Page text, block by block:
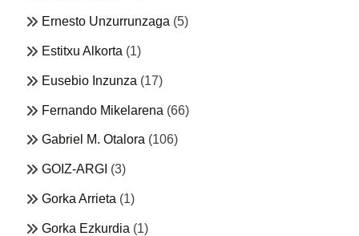
Ernesto Unzurrunzaga (5)
Estitxu Alkorta (1)
Eusebio Inzunza (17)
Fernando Mikelarena (66)
Gabriel M. Otalora (106)
GOIZ-ARGI (3)
Gorka Arrieta (1)
Gorka Ezkurdia (1)